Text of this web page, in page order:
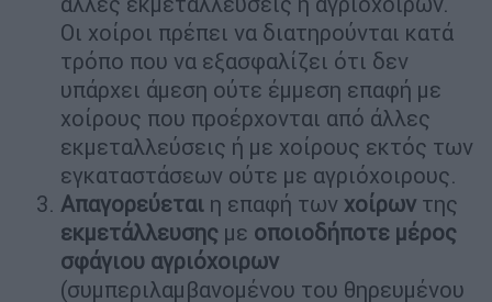
Οι χοίροι πρέπει να διατηρούνται κατά
τρόπο που να εξασφαλίζει ότι δεν
υπάρχει άμεση ούτε έμμεση επαφή με
χοίρους που προέρχονται από άλλες
εκμεταλλεύσεις ή με χοίρους εκτός των
εγκαταστάσεων ούτε με αγριόχοιρους.
Απαγορεύεται η επαφή των χοίρων της
εκμετάλλευσης με οποιοδήποτε μέρος
σφάγιου αγριόχοιρων
(συμπεριλαμβανομένου του θηρευμένου